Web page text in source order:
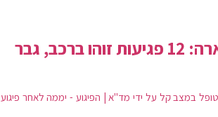
פיגוע ירי סמוך לחווארה: 12 פגיעות זוהו ברכב, גבר
וטופל במצב קל על ידי מד"א | הפיגוע - יממה לאחר פיגוע